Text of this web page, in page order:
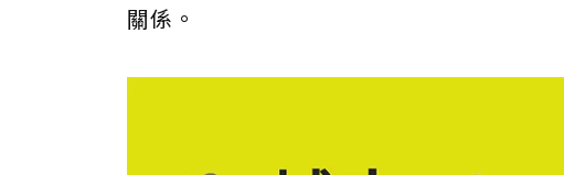
關係。